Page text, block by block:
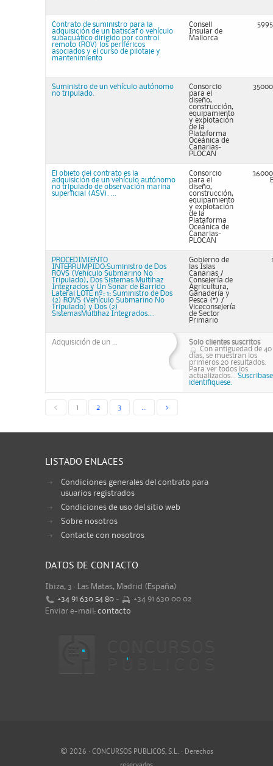
Contrato de suministro para la
adquisición de un batiscaf o vehículo
subaquático dirigido por control
remoto (ROV) los periféricos
asociados y el curso de pilotaje y
mantenimiento
Consell
Insular de
Mallorca
Suministro de un vehículo autónomo
no tripulado.
Consorcio
para el
diseño,
construcción,
equipamiento
y explotación
de la
Plataforma
Oceánica de
Canarias-
PLOCAN
El objeto del contrato es la
adquisición de un vehículo autónomo
no tripulado de observación marina
superficial (ASV). ...
Consorcio
para el
diseño,
construcción,
equipamiento
y explotación
de la
Plataforma
Oceánica de
Canarias-
PLOCAN
PROCEDIMIENTO
INTERRUMPIDO:Suministro de Dos
ROVS (Vehículo Submarino No
Tripulado), Dos Sistemas Multihaz
Integrados y Un Sonar de Barrido
Lateral LOTE nº: 1: Suministro de Dos
(2) ROVS (Vehículo Submarino No
Tripulado) y Dos (2)
SistemasMultihaz Integrados....
Gobierno de
las Islas
Canarias /
Consejería de
Agricultura,
Ganadería y
Pesca (*) /
Viceconsejería
de Sector
Primario
Adquisición de un ...
Solo clientes suscritos
Con antiguedad de 40
días, se muestran los
primeros 20 resultados.
Para ver todos los
actualizados... Suscribase
identifiquese.
< 1 2 3 >
LISTADO ENLACES
Condiciones generales del contrato para
usuarios registrados
Condiciones de uso del sitio web
Sobre nosotros
Contacte con nosotros
DATOS DE CONTACTO
Ibiza, 3 · Las Matas, Madrid (España)
+34 91 630 54 80 -
+34 91 630 00 02
Enviar e-mail: contacto
© 2026 · CONCURSOS PUBLICOS, S.L. · Derechos